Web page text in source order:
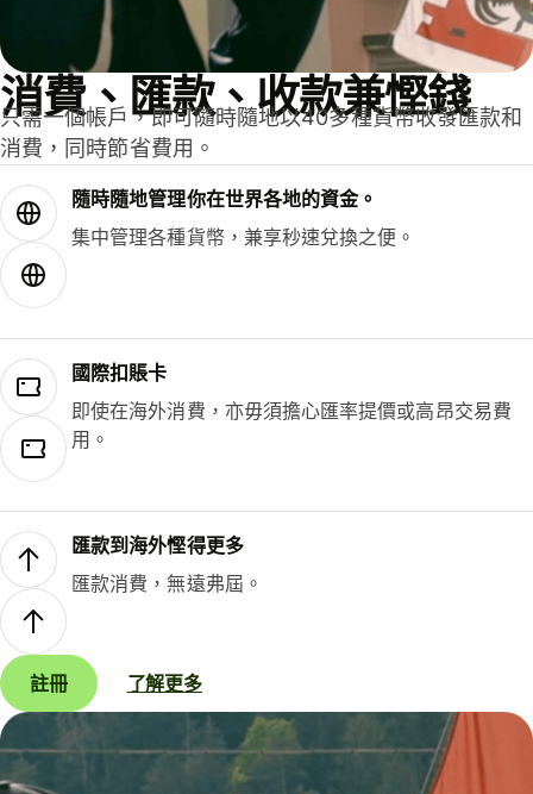
消費、匯款、收款兼慳錢
只需一個帳戶，即可隨時隨地以40多種貨幣收發匯款和
消費，同時節省費用。
隨時隨地管理你在世界各地的資金。
集中管理各種貨幣，兼享秒速兌換之便。
國際扣賬卡
即使在海外消費，亦毋須擔心匯率提價或高昂交易費
用。
匯款到海外慳得更多
匯款消費，無遠弗屆。
註冊 了解更多